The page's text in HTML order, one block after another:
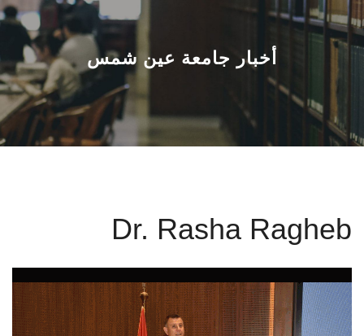
عن الجامعة
القطاعـات
الشئون الأكاديمية
البحث العلمي
الإعلام
أخبار جامعة عين شمس
Dr. Rasha Ragheb